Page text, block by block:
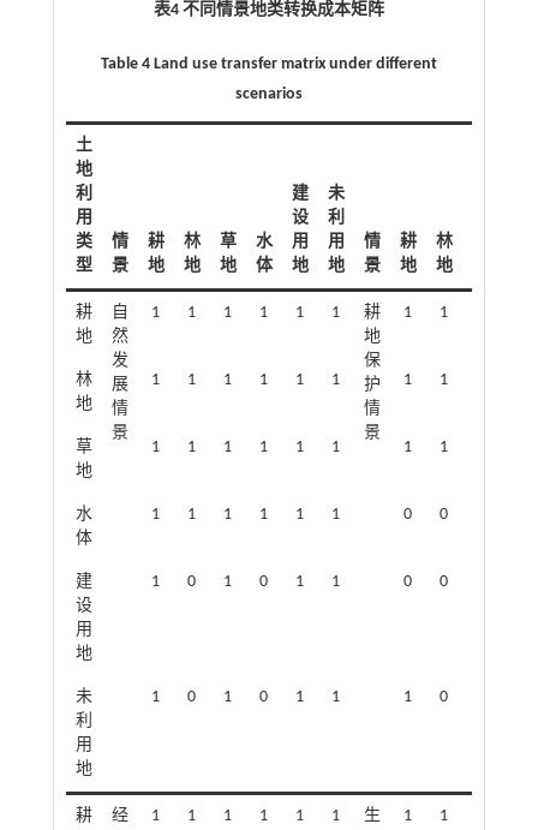
表4 不同情景地类转换成本矩阵
Table 4 Land use transfer matrix under different
scenarios
土
地
利
用
类
型
情
景
耕
地
林
地
草
地
水
体
建
设
用
地
未
利
用
地
情
景
耕
地
林
地
耕
地
自
然
发
展
情
景
1 1 1 1 1 1
耕
地
保
护
情
景
1 1
林
地
1 1 1 1 1 1 1 1
草
地
1 1 1 1 1 1 1 1
水
体
1 1 1 1 1 1 0 0
建
设
用
地
1 0 1 0 1 1 0 0
未
利
用
地
1 0 1 0 1 1 1 0
耕 经 1 1 1 1 1 1 生 1 1